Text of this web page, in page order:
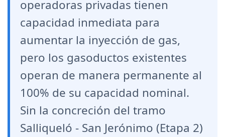
operadoras privadas tienen
capacidad inmediata para
aumentar la inyección de gas,
pero los gasoductos existentes
operan de manera permanente al
100% de su capacidad nominal.
Sin la concreción del tramo
Salliqueló - San Jerónimo (Etapa 2)